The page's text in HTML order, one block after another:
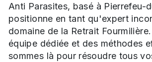
Anti Parasites, basé à Pierrefeu-
positionne en tant qu'expert
domaine de la Retrait
équipe dédiée et des méthodes
sommes là pour résoudre tous